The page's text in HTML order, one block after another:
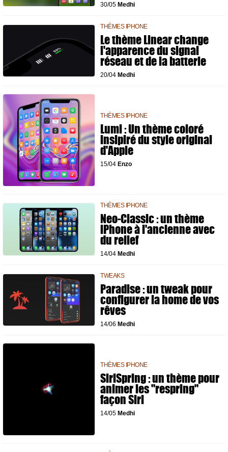
30/05 Medhi
THÈMES IPHONE
Le thème Linear change
l'apparence du signal
réseau et de la batterie
20/04 Medhi
THÈMES IPHONE
Lumi : Un thème coloré
insipiré du style original
d'Apple
15/04 Enzo
THÈMES IPHONE
Neo-Classic : un thème
iPhone à l'ancienne avec
du relief
14/04 Medhi
TWEAKS
Paradise : un tweak pour
configurer la home de vos
rêves
14/06 Medhi
THÈMES IPHONE
SiriSpring : un thème pour
animer les "respring"
façon Siri
14/05 Medhi